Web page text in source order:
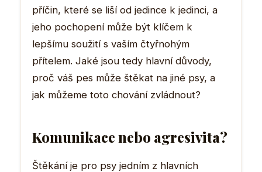
příčin, které se liší od jedince k jedinci, a
jeho pochopení může být klíčem k
lepšímu soužití s vaším čtyřnohým
přítelem. Jaké jsou tedy hlavní důvody,
proč váš pes může štěkat na jiné psy, a
jak můžeme toto chování zvládnout?
Komunikace nebo agresivita?
Štěkání je pro psy jedním z hlavních